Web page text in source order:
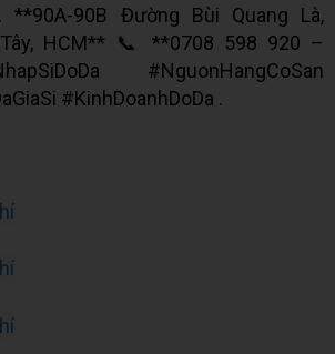
**90A-90B Đường Bùi Quang Là,
HCM** 📞 **0708 598 920 –
#NguonHangCoSan
#KinhDoanhDoDa .